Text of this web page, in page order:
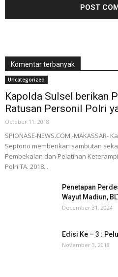
Komentar terbanyak
Uncategorized
Kapolda Sulsel berikan
Ratusan Personil Polri
October 11, 2018
SPIONASE-NEWS.COM,-MAKASSAR-
Septono memberikan sambutan
Pembekalan dan Pelatihan
Polri TA. 2018...
Penetapan
Wayut Madiun,
December 31, 2024
Edisi Ke – 3 :
November 3, 2018